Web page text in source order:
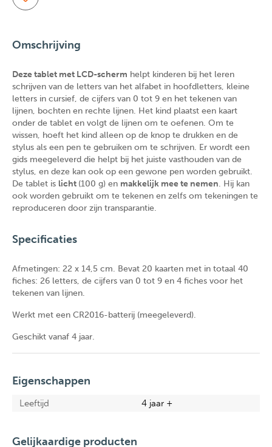
Omschrijving
Deze tablet met LCD-scherm helpt kinderen bij het leren
schrijven van de letters van het alfabet in hoofdletters, kleine
letters in cursief, de cijfers van 0 tot 9 en het tekenen van
lijnen, bochten en rechte lijnen. Het kind plaatst een kaart
onder de tablet en volgt de lijnen om te oefenen. Om te
wissen, hoeft het kind alleen op de knop te drukken en de
stylus als een pen te gebruiken om te schrijven. Er wordt een
gids meegeleverd die helpt bij het juiste vasthouden van de
stylus, en deze kan ook op een gewone pen worden gebruikt.
De tablet is licht (100 g) en makkelijk mee te nemen. Hij kan
ook worden gebruikt om te tekenen en zelfs om tekeningen te
reproduceren door zijn transparantie.
Specificaties
Afmetingen: 22 x 14,5 cm. Bevat 20 kaarten met in totaal 40
fiches: 26 letters, de cijfers van 0 tot 9 en 4 fiches voor het
tekenen van lijnen.
Werkt met een CR2016-batterij (meegeleverd).
Geschikt vanaf 4 jaar.
Eigenschappen
Leeftijd 4 jaar +
Gelijkaardige producten